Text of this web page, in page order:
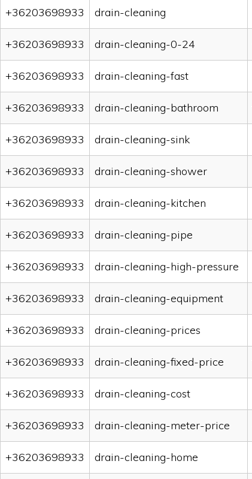
+36203698933 drain-cleaning
+36203698933 drain-cleaning-0-24
+36203698933 drain-cleaning-fast
+36203698933 drain-cleaning-bathroom
+36203698933 drain-cleaning-sink
+36203698933 drain-cleaning-shower
+36203698933 drain-cleaning-kitchen
+36203698933 drain-cleaning-pipe
+36203698933 drain-cleaning-high-pressure
+36203698933 drain-cleaning-equipment
+36203698933 drain-cleaning-prices
+36203698933 drain-cleaning-fixed-price
+36203698933 drain-cleaning-cost
+36203698933 drain-cleaning-meter-price
+36203698933 drain-cleaning-home